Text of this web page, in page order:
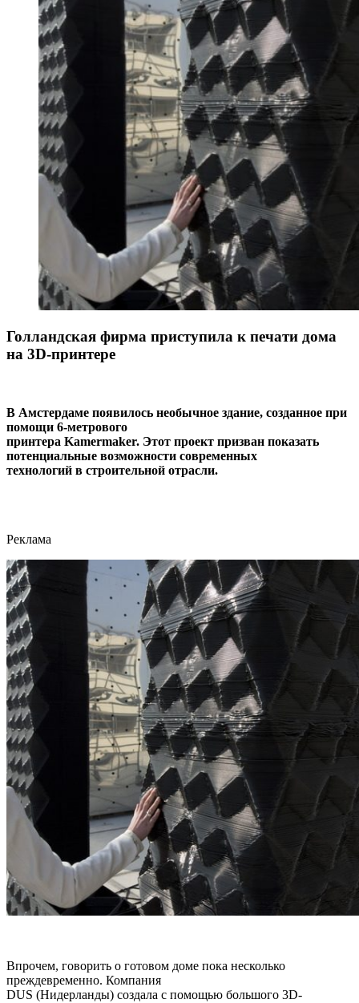
Голландская фирма приступила к печати дома
на 3D-принтере
В Амстердаме появилось необычное здание, созданное при
помощи 6-метрового
принтера Kamermaker. Этот проект призван показать
потенциальные возможности современных
технологий в строительной отрасли.
Реклама
Впрочем, говорить о готовом доме пока несколько
преждевременно. Компания
DUS (Нидерланды) создала с помощью большого 3D-